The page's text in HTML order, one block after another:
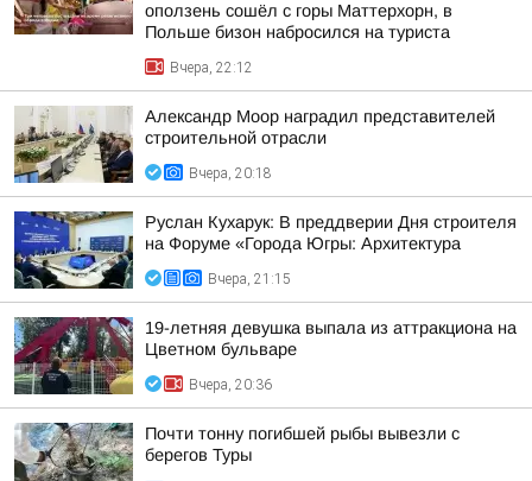
оползень сошёл с горы Маттерхорн, в
Польше бизон набросился на туриста
Вчера, 22:12
Александр Моор наградил представителей
строительной отрасли
Вчера, 20:18
Руслан Кухарук: В преддверии Дня строителя
на Форуме «Города Югры: Архитектура
Вчера, 21:15
19-летняя девушка выпала из аттракциона на
Цветном бульваре
Вчера, 20:36
Почти тонну погибшей рыбы вывезли с
берегов Туры